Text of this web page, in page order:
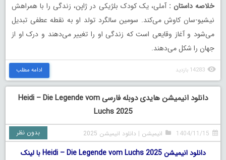
خلاصه داستان : آملی، یک کودک بلژیکی در ژاپن، زندگی را با همراهش
نیشیو-سان کاوش می‌کند. سومین سالگرد تولد او به نقطه عطفی تبدیل
می‌شود و آغاز وقایعی است که زندگی او را تغییر می‌دهند و درک او از
جهان را شکل می‌دهند.
14283 بازدید ادامه مطلب
دانلود انیمیشن هایدی دوبله فارسی Heidi – Die Legende vom
Luchs 2025
1404/11/15 انیمیشن | دانلود انیمیشن 2025 بدون نظر
دانلود انیمیشن Heidi – Die Legende vom Luchs 2025 با لینک